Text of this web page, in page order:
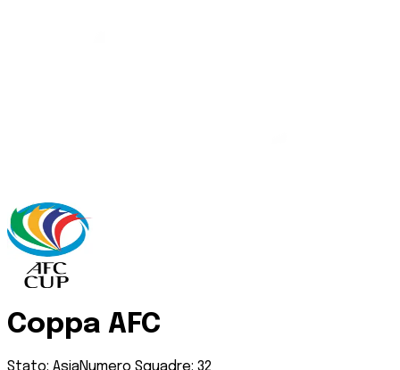
Coppa AFC
Stato: AsiaNumero Squadre: 32